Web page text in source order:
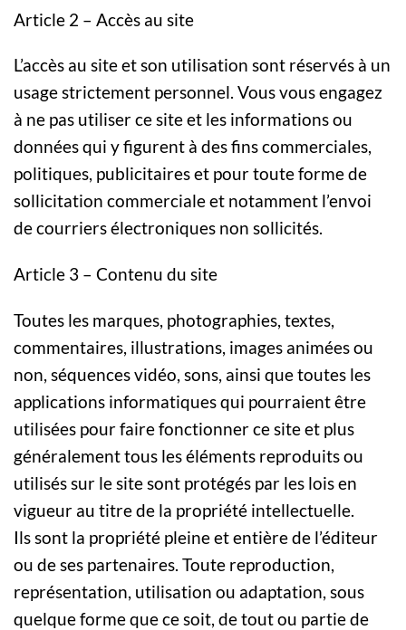
Article 2 – Accès au site
L’accès au site et son utilisation sont réservés à un
usage strictement personnel. Vous vous engagez
à ne pas utiliser ce site et les informations ou
données qui y figurent à des fins commerciales,
politiques, publicitaires et pour toute forme de
sollicitation commerciale et notamment l’envoi
de courriers électroniques non sollicités.
Article 3 – Contenu du site
Toutes les marques, photographies, textes,
commentaires, illustrations, images animées ou
non, séquences vidéo, sons, ainsi que toutes les
applications informatiques qui pourraient être
utilisées pour faire fonctionner ce site et plus
généralement tous les éléments reproduits ou
utilisés sur le site sont protégés par les lois en
vigueur au titre de la propriété intellectuelle.
Ils sont la propriété pleine et entière de l’éditeur
ou de ses partenaires. Toute reproduction,
représentation, utilisation ou adaptation, sous
quelque forme que ce soit, de tout ou partie de